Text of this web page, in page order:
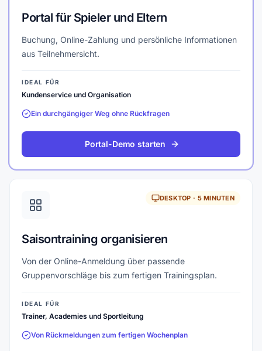
DESKTOP · 5 MINUTEN
Saisontraining organisieren
Von der Online-Anmeldung über passende
Gruppenvorschläge bis zum fertigen Trainingsplan.
IDEAL FÜR
Trainer, Academies und Sportleitung
Von Rückmeldungen zum fertigen Wochenplan
Portal für Spieler und Eltern
Buchung, Online-Zahlung und persönliche Informationen
aus Teilnehmersicht.
IDEAL FÜR
Kundenservice und Organisation
Ein durchgängiger Weg ohne Rückfragen
Portal-Demo starten